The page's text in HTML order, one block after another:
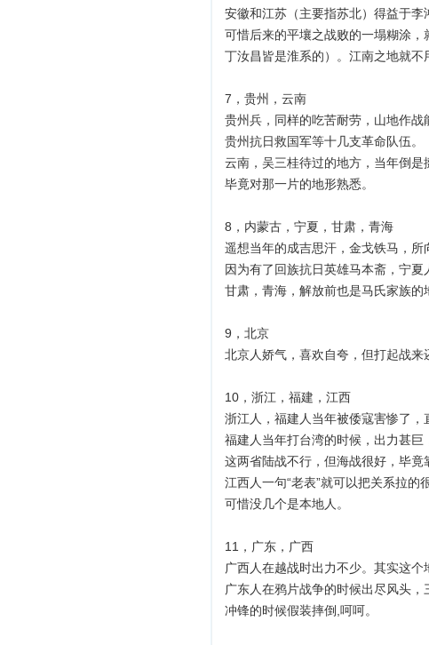
安徽和江苏（主要指苏北）得益于李
可惜后来的平壤之战败的一塌糊涂
丁汝昌皆是淮系的）。江南之地就不
7，贵州，云南
贵州兵，同样的吃苦耐劳，山地作战
贵州抗日救国军等十几支革命队伍。
云南，吴三桂待过的地方，当年倒
毕竟对那一片的地形熟悉。
8，内蒙古，宁夏，甘肃，青海
遥想当年的成吉思汗，金戈铁马，所
因为有了回族抗日英雄马本斋，宁
甘肃，青海，解放前也是马氏家族的
9，北京
北京人娇气，喜欢自夸，但打起战来
10，浙江，福建，江西
浙江人，福建人当年被倭寇害惨了，
福建人当年打台湾的时候，出力甚巨
这两省陆战不行，但海战很好，毕竟
江西人一句“老表”就可以把关系拉
可惜没几个是本地人。
11，广东，广西
广西人在越战时出力不少。其实这个
广东人在鸦片战争的时候出尽风头
冲锋的时候假装摔倒,呵呵。